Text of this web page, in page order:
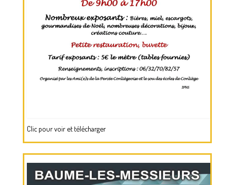
Clic pour voir et télécharger